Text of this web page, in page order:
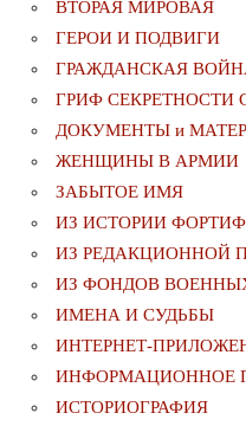
ВТОРАЯ МИРОВАЯ
ГЕРОИ И ПОДВИГИ
ГРАЖДАНСКАЯ
ГРИФ СЕКРЕТНОСТИ
ДОКУМЕНТЫ и
ЖЕНЩИНЫ В АРМИИ
ЗАБЫТОЕ ИМЯ
ИЗ ИСТОРИИ
ИЗ РЕДАКЦИОННОЙ
ИЗ ФОНДОВ
ИМЕНА И СУДЬБЫ
ИНТЕРНЕТ-
ИНФОРМАЦИОННОЕ
ИСТОРИОГРАФИЯ